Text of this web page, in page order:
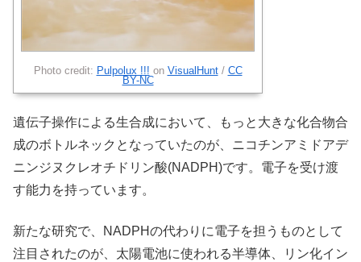
Photo credit: Pulpolux !!! on VisualHunt/ CC
BY-NC
遺伝子操作による生合成において、もっと大きな化合物合
成のボトルネックとなっていたのが、ニコチンアミドアデ
ニンジヌクレオチドリン酸(NADPH)です。電子を受け渡
す能力を持っています。
新たな研究で、NADPHの代わりに電子を担うものとして
注目されたのが、太陽電池に使われる半導体、リン化イン